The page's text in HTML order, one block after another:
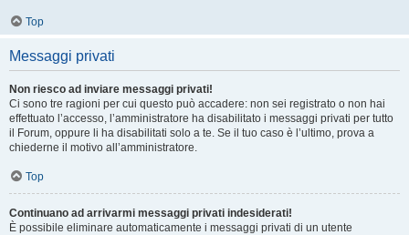
Top
Messaggi privati
Non riesco ad inviare messaggi privati!
Ci sono tre ragioni per cui questo può accadere: non sei registrato o non hai
effettuato l’accesso, l’amministratore ha disabilitato i messaggi privati per tutto
il Forum, oppure li ha disabilitati solo a te. Se il tuo caso è l’ultimo, prova a
chiederne il motivo all’amministratore.
Top
Continuano ad arrivarmi messaggi privati indesiderati!
È possibile eliminare automaticamente i messaggi privati ​​di un utente